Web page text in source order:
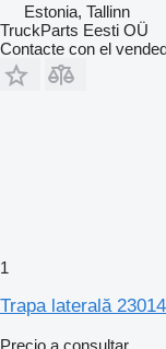
Estonia, Tallinn
TruckParts Eesti OÜ
Contacte con el
1
Trapa laterală
Precio a consultar